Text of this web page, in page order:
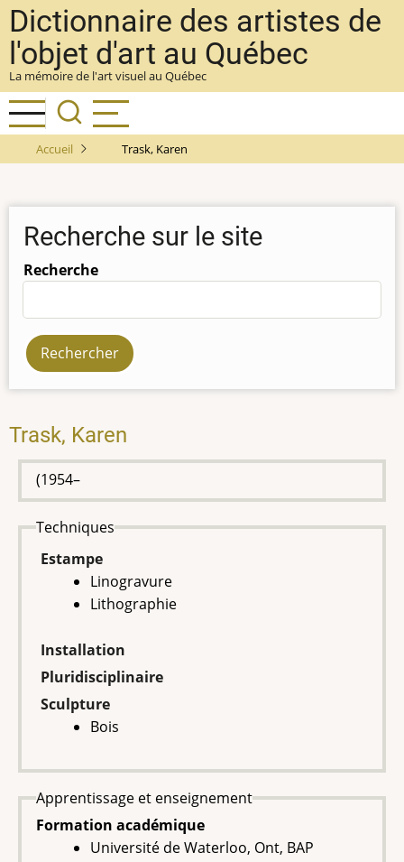
Aller
au
contenu
principal
Dictionnaire des artistes de
l'objet d'art au Québec
La mémoire de l'art visuel au Québec
Accueil Trask, Karen
Recherche sur le site
Recherche
Trask, Karen
(1954–
Techniques
Estampe
Linogravure
Lithographie
Installation
Pluridisciplinaire
Sculpture
Bois
Apprentissage et enseignement
Formation académique
Université de Waterloo, Ont, BAP